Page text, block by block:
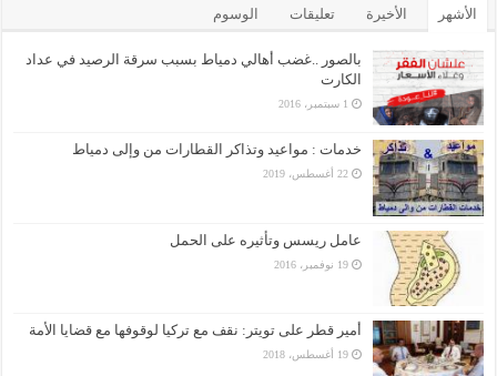
الأشهر الأخيرة تعليقات الوسوم
بالصور ..غضب أهالي دمياط بسبب سرقة الرصيد في عداد
الكارت
1 سبتمبر، 2016
خدمات : مواعيد وتذاكر القطارات من وإلى دمياط
22 أغسطس، 2019
عامل ريسس وتأثيره على الحمل
19 نوفمبر، 2016
أمير قطر على تويتر: نقف مع تركيا لوقوفها مع قضايا الأمة
19 أغسطس، 2018